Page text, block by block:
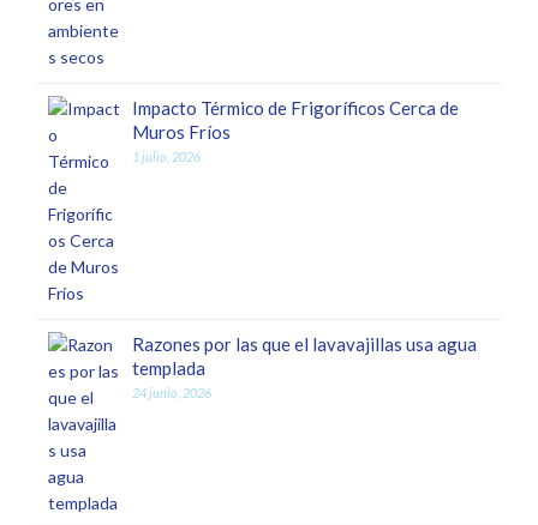
Impacto Térmico de Frigoríficos Cerca de
Muros Fríos
1 julio, 2026
Razones por las que el lavavajillas usa agua
templada
24 junio, 2026